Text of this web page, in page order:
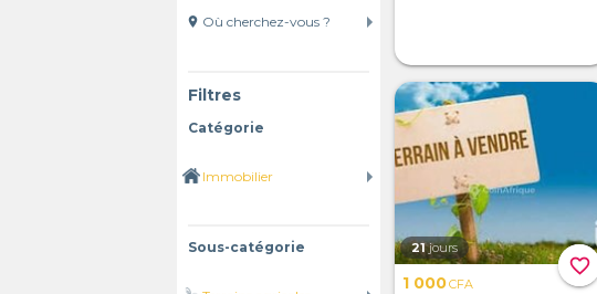
location_on
Filtres
Catégorie
Sous-catégorie
favorite_border
21 jours
1 000CFA